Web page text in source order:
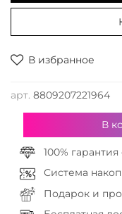
В избранное
арт. 8809207221964
В
100%
Система
Подарок и